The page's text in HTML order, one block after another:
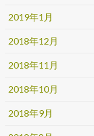
2019年1月
2018年12月
2018年11月
2018年10月
2018年9月